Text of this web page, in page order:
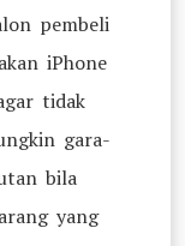
pembeli
iPhone
tidak
gara-
bila
yang